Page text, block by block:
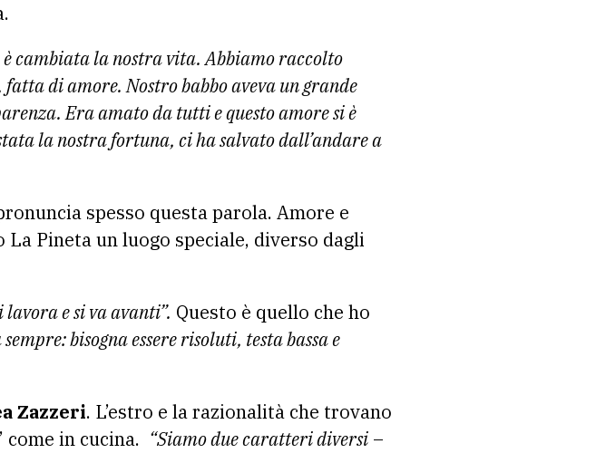
è cambiata la nostra vita. Abbiamo raccolto
di amore. Nostro babbo aveva un grande
Era amato da tutti e questo amore si è
la nostra fortuna, ci ha salvato dall’andare a
spesso questa parola. Amore e
Pineta un luogo speciale, diverso dagli
e si va avanti”. Questo è quello che ho
sempre: bisogna essere risoluti, testa bassa e
Zazzeri. L’estro e la razionalità che trovano
in cucina. “Siamo due caratteri diversi –